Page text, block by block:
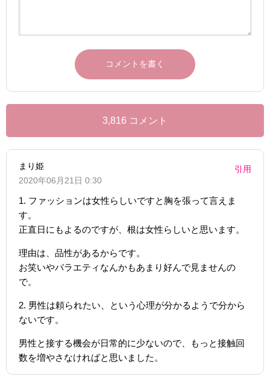
3,816 コメント
まり姫
2020年06月21日 0:30
引用
1. ファッションは女性らしいですと胸を張って言えま
す。
正直日にもよるのですが、根は女性らしいと思います。
理由は、品性があるからです。
お笑いやバラエティなんかもあまり好んで見ませんの
で。
2. 男性は頼られたい、という心理が分かるようで分から
ないです。
男性と接する機会が日常的に少ないので、もっと接触回
数を増やさなければと思いました。